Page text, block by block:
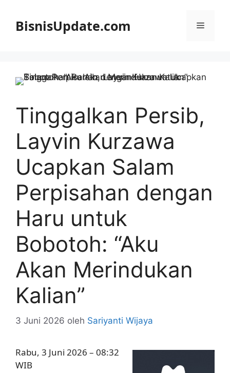
BisnisUpdate.com Menu
Tinggalkan Persib,
Layvin Kurzawa
Ucapkan Salam
Perpisahan dengan
Haru untuk
Bobotoh: “Aku
Akan Merindukan
Kalian”
3 Juni 2026 oleh Sariyanti Wijaya
Rabu, 3 Juni 2026 – 08:32
WIB